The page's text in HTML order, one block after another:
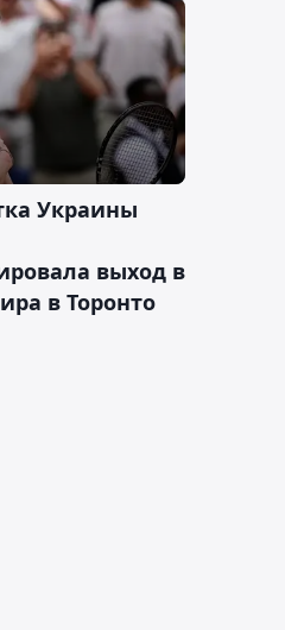
Украины
выход в
в Торонто